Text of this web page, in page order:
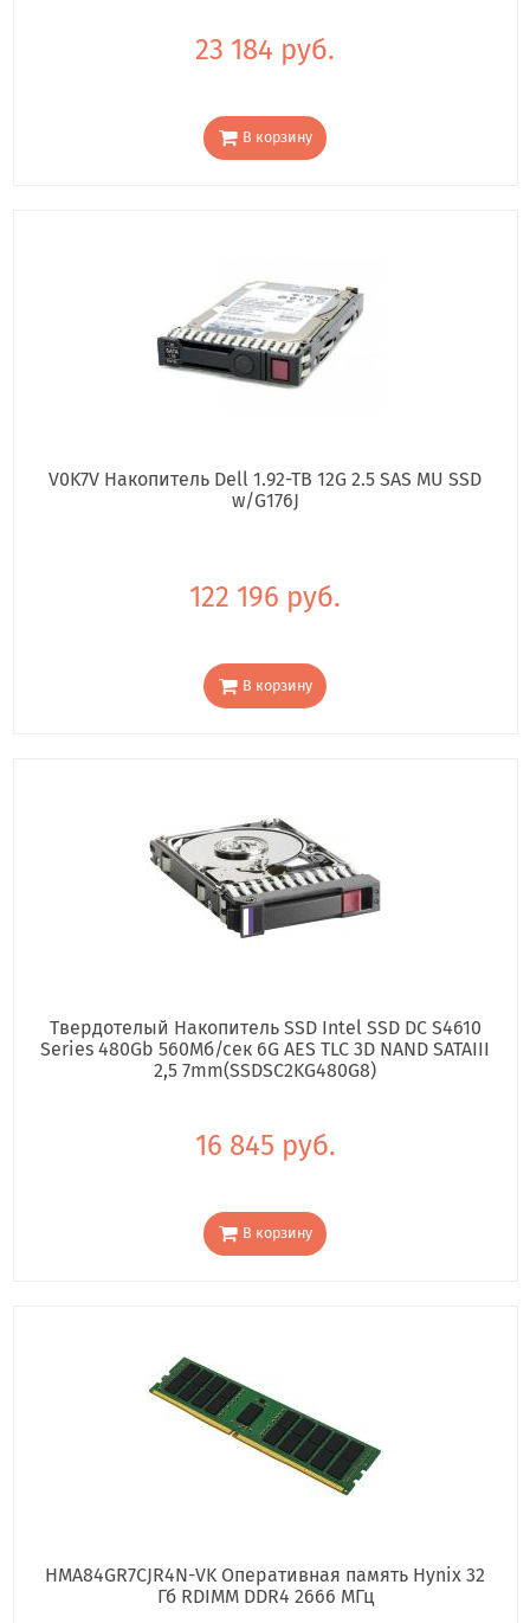
23 184 руб.
В корзину
V0K7V Накопитель Dell 1.92-TB 12G 2.5 SAS MU SSD
w/G176J
122 196 руб.
В корзину
Твердотелый Накопитель SSD Intel SSD DC S4610
Series 480Gb 560Мб/сек 6G AES TLC 3D NAND SATAIII
2,5 7mm(SSDSC2KG480G8)
16 845 руб.
В корзину
HMA84GR7CJR4N-VK Оперативная память Hynix 32
Гб RDIMM DDR4 2666 МГц